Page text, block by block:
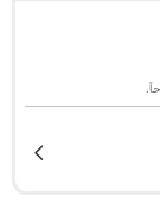
ا